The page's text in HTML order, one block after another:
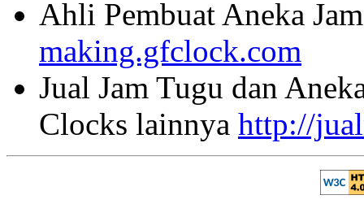
Ahli Pembuat Aneka
making.gfclock.com
Jual Jam Tugu dan
Clocks lainnya http://